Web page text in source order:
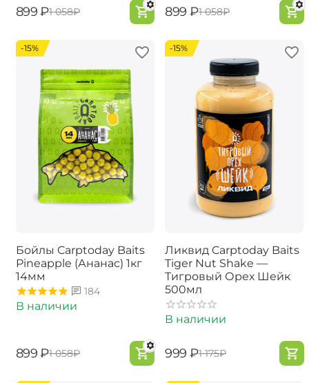
‍899‍ ₽‍1 058‍₽ ‍899‍ ₽‍1 058‍₽
-15%
Бойлы Carptoday Baits
Pineapple (Ананас) 1кг
14мм
184
В наличии
‍899‍ ₽‍1 058‍₽
-15%
Ликвид Carptoday Baits
Tiger Nut Shake —
Тигровый Орех Шейк
500мл
В наличии
‍999‍ ₽‍1 175‍₽